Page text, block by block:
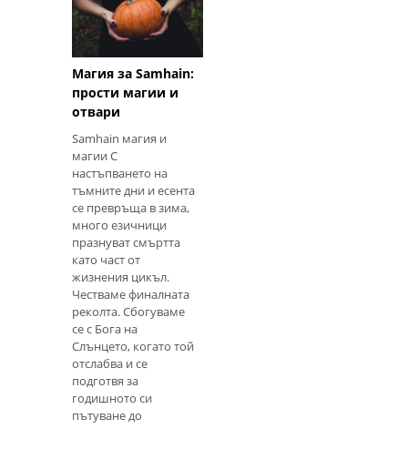
Магия за Samhain:
прости магии и
отвари
Samhain магия и
магии С
настъпването на
тъмните дни и есента
се превръща в зима,
много езичници
празнуват смъртта
като част от
жизнения цикъл.
Честваме финалната
реколта. Сбогуваме
се с Бога на
Слънцето, когато той
отслабва и се
подготвя за
годишното си
пътуване до